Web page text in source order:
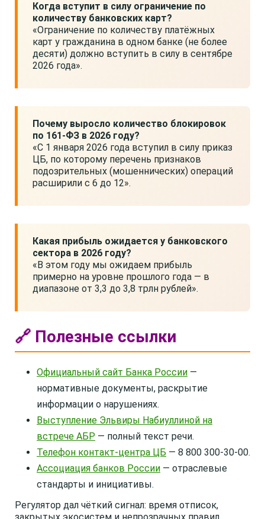
Когда вступит в силу ограничение по
количеству банковских карт?
«Ограничение по количеству платёжных
карт у гражданина в одном банке (не более
десяти) должно вступить в силу в сентябре
2026 года».
Почему выросло количество блокировок
по 161-ФЗ в 2026 году?
«С 1 января 2026 года вступил в силу приказ
ЦБ, по которому перечень признаков
подозрительных (мошеннических) операций
расширили с 6 до 12».
Какая прибыль ожидается у банковского
сектора в 2026 году?
«В этом году мы ожидаем прибыль
примерно на уровне прошлого года — в
диапазоне от 3,3 до 3,8 трлн рублей».
🔗 Полезные ссылки
Официальный сайт Банка России —
нормативные документы, раскрытие
информации о нарушениях.
Выступление Эльвиры Набиуллиной на
встрече АБР — полный текст речи.
Телефон контакт-центра ЦБ — 8 800 300-30-00.
Ассоциация банков России — отраслевые
стандарты и инициативы.
Регулятор дал чёткий сигнал: время отписок,